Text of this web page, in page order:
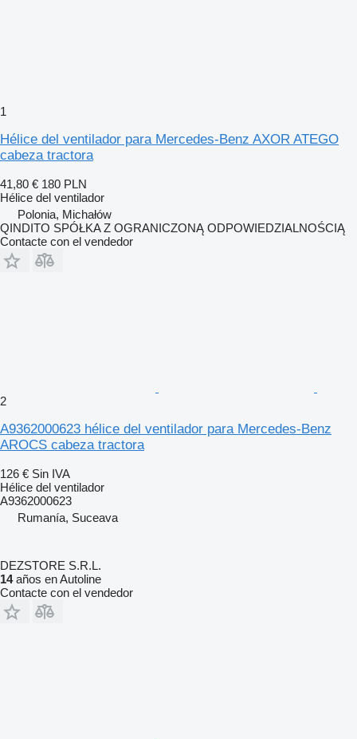
1
Hélice del ventilador para Mercedes-Benz AXOR ATEGO
cabeza tractora
41,80 € 180 PLN
Hélice del ventilador
Polonia, Michałów
QINDITO SPÓŁKA Z OGRANICZONĄ ODPOWIEDZIALNOŚCIĄ
Contacte con el vendedor
2
A9362000623 hélice del ventilador para Mercedes-Benz
AROCS cabeza tractora
126 € Sin IVA
Hélice del ventilador
A9362000623
Rumanía, Suceava
DEZSTORE S.R.L.
14años en Autoline
Contacte con el vendedor